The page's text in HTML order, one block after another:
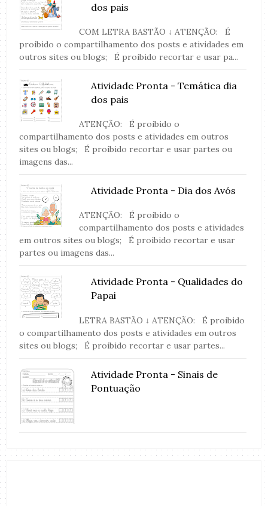
dos pais
COM LETRA BASTÃO ↓ ATENÇÃO: É
proibido o compartilhamento dos posts e atividades em
outros sites ou blogs; É proibido recortar e usar pa...
Atividade Pronta - Temática dia
dos pais
ATENÇÃO: É proibido o
compartilhamento dos posts e atividades em outros
sites ou blogs; É proibido recortar e usar partes ou
imagens das...
Atividade Pronta - Dia dos Avós
ATENÇÃO: É proibido o
compartilhamento dos posts e atividades
em outros sites ou blogs; É proibido recortar e usar
partes ou imagens das...
Atividade Pronta - Qualidades do
Papai
LETRA BASTÃO ↓ ATENÇÃO: É proibido
o compartilhamento dos posts e atividades em outros
sites ou blogs; É proibido recortar e usar partes...
Atividade Pronta - Sinais de
Pontuação